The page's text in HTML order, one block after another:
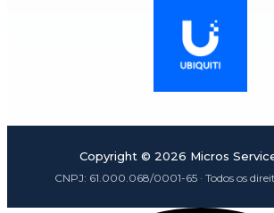
Copyright © 2026 Micros
CNPJ: 61.000.068/0001-65 · Todos os